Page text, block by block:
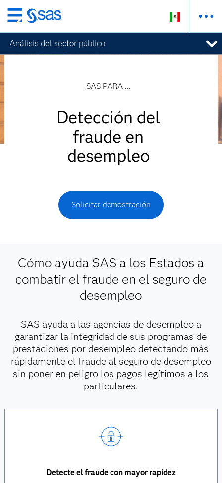
Ir
al
contenido
principal
Análisis del sector público
SAS PARA ...
Detección del
fraude en
desempleo
Solicitar demostración
Cómo ayuda SAS a los Estados a
combatir el fraude en el seguro de
desempleo
SAS ayuda a las agencias de desempleo a
garantizar la integridad de sus programas de
prestaciones por desempleo detectando más
rápidamente el fraude al seguro de desempleo
sin poner en peligro los pagos legítimos a los
particulares.
Detecte el fraude con mayor rapidez